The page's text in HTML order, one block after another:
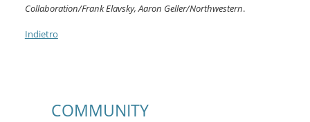
Collaboration/Frank Elavsky, Aaron Geller/Northwestern.
Indietro
COMMUNITY